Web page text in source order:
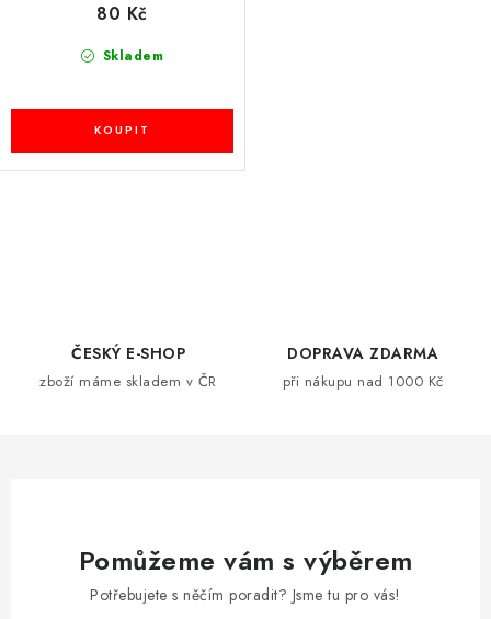
Skladem
80 Kč
ČESKÝ E-SHOP
zboží máme skladem v ČR
DOPRAVA ZDARMA
při nákupu nad 1000 Kč
Pomůžeme vám s výběrem
Potřebujete s něčím poradit? Jsme tu pro vás!